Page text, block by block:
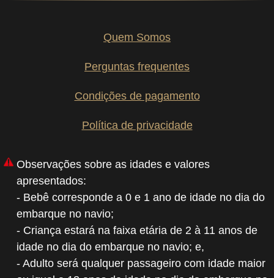
Quem Somos
Perguntas frequentes
Condições de pagamento
Política de privacidade
Observações sobre as idades e valores
apresentados:
- Bebê corresponde a 0 e 1 ano de idade no dia do
embarque no navio;
- Criança estará na faixa etária de 2 à 11 anos de
idade no dia do embarque no navio; e,
- Adulto será qualquer passageiro com idade maior